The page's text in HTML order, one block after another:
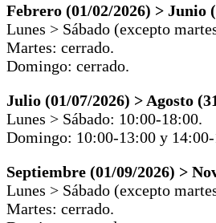
Febrero (01/02/2026) > Junio
Lunes > Sábado (excepto
Martes: cerrado.
Domingo: cerrado.
Julio (01/07/2026) > Agosto
Lunes > Sábado: 10:00-18:00.
Domingo: 10:00-13:00 y
Septiembre (01/09/2026) >
Lunes > Sábado (excepto
Martes: cerrado.